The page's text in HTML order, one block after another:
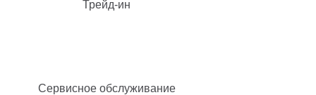
Трейд-ин
Сервисное обслуживание